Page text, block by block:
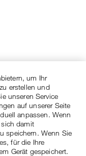
um Ihr
erstellen und
unseren Service
auf unserer Seite
anpassen. Wenn
sich damit
speichern. Wenn Sie
für die Ihre
Gerät gespeichert.